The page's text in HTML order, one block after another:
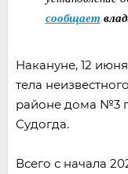
сообщает
Накануне, 12
тела
районе дома №3
Судогда.
Всего с начала